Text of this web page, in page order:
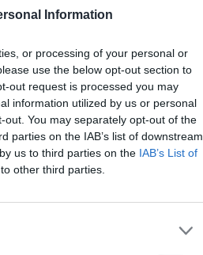
Information
or processing of your personal or
use the below opt-out section to
out request is processed you may
information utilized by us or personal
You may separately opt-out of the
parties on the IAB’s list of downstream
us to third parties on the IAB’s List of
other third parties.